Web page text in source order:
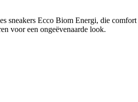
sneakers Ecco Biom Energi, die comfort
voor een ongeëvenaarde look.